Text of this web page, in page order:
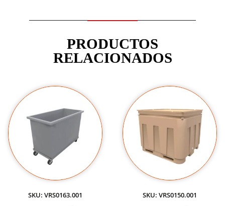
PRODUCTOS
RELACIONADOS
SKU: VRS0163.001 SKU: VRS0150.001